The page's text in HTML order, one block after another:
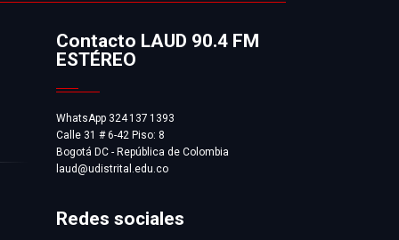
Contacto LAUD 90.4 FM
ESTÉREO
WhatsApp 324 137 1393
Calle 31 # 6-42 Piso: 8
Bogotá DC - República de Colombia
laud@udistrital.edu.co
Redes sociales